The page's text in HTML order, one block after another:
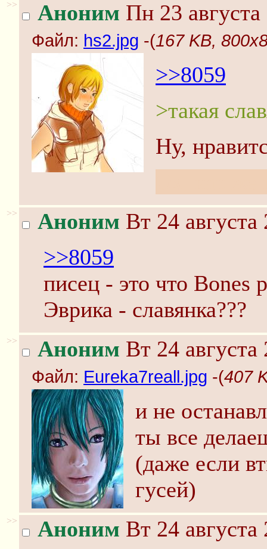
>> Аноним Пн 23
Файл: hs2.jpg -(167 KB,
>>8059
>такая
Ну,
>> Аноним Вт 24
>>8059
писец - это что Bones
Эврика - славянка???
>> Аноним Вт 24
Файл: Eureka7reall.jpg -(407
и не
ты все
(даже если
гусей)
>> Аноним Вт 24